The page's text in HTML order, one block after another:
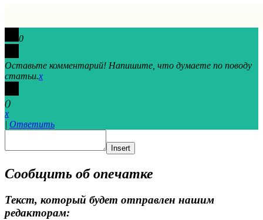
0
Оставьте комментарий! Напишите, что думаете по поводу
статьи.x
()
x
| Ответить
Insert
Сообщить об опечатке
Текст, который будет отправлен нашим
редакторам: